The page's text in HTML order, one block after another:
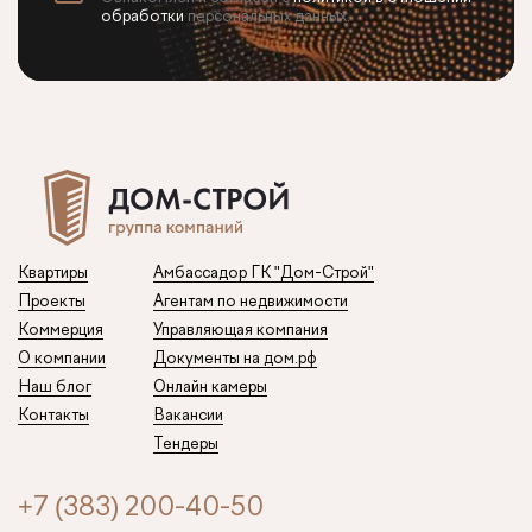
обработки персональных данных.
Квартиры
Проекты
Коммерция
О компании
Наш блог
Контакты
Амбассадор ГК "Дом-Строй"
Агентам по недвижимости
Управляющая компания
Документы на дом.рф
Онлайн камеры
Вакансии
Тендеры
+7 (383) 200-40-50